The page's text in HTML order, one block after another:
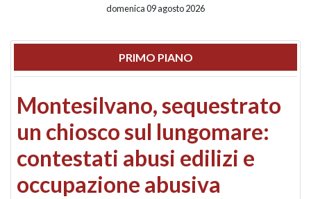
domenica 09 agosto 2026
PRIMO PIANO
Montesilvano, sequestrato
un chiosco sul lungomare:
contestati abusi edilizi e
occupazione abusiva